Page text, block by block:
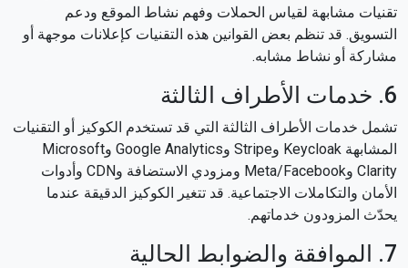
تقنيات مشابهة لقياس الحملات وفهم نشاط الموقع ودعم
التسويق. قد تنظم بعض القوانين هذه التقنيات كإعلانات موجهة أو
مشاركة أو نشاط مشابه.
6. خدمات الأطراف الثالثة
تشمل خدمات الأطراف الثالثة التي قد تستخدم الكوكيز أو التقنيات
المشابهة Keycloak وStripe وGoogle Analytics وMicrosoft
Clarity وMeta/Facebook ومزودي الاستضافة وCDN وأدوات
الأمان والتكاملات الاجتماعية. قد تتغير الكوكيز الدقيقة عندما
يحدّث المزودون خدماتهم.
7. الموافقة والضوابط الحالية